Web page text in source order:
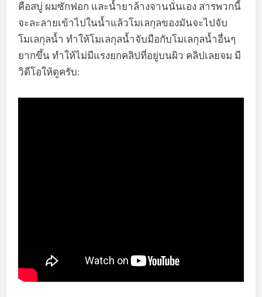
คือสบู่ ผมซักฟอก และน้ำยาล้างจานนั่นเอง สารพวกนี้
จะละลายเข้าไปในน้ำแล้วโมเลกุลของมันจะไปจับ
โมเลกุลน้ำ ทำให้โมเลกุลน้ำจับมือกับโมเลกุลน้ำอื่นๆ
ยากขึ้น ทำให้ไม่มีแรงยกคลิปที่อยู่บนผิว คลิปเลยจม มี
วิดีโอให้ดูครับ: